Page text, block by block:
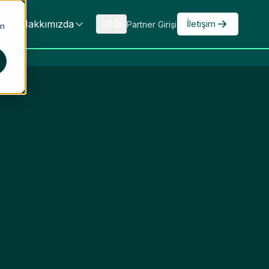
Hakkımızda Partner Girişi İletişim